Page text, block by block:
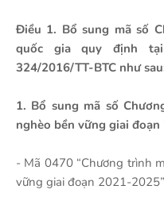
Điều 1. Bổ sung mã số
quốc gia quy định
324/2016/TT-BTC như
1. Bổ sung mã số
nghèo bền vững giai
- Mã 0470 “Chương trình
vững giai đoạn 2021-